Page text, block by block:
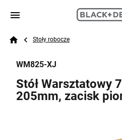
Skip to main
Search
Breadcrumb
Stoły robocze
WM825-XJ
Stół Warsztatowy
205mm, zacisk